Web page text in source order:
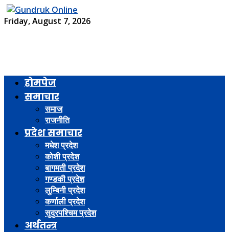
Friday, August 7, 2026
होमपेज
समाचार
समाज
राजनीति
प्रदेश समाचार
मधेश प्रदेश
कोशी प्रदेश
बागमती प्रदेश
गण्डकी प्रदेश
लुम्बिनी प्रदेश
कर्णाली प्रदेश
सुदुरपश्चिम प्रदेश
अर्थतन्त्र